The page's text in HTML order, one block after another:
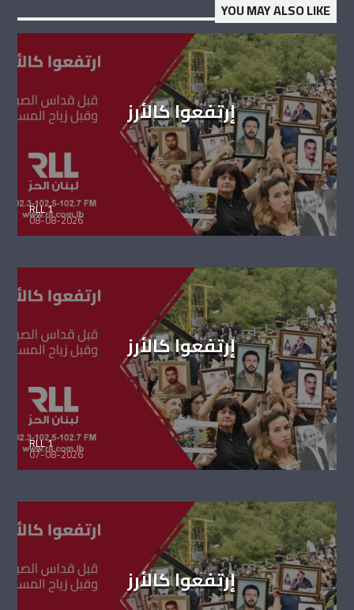
YOU MAY ALSO LIKE
إرتفعوا كالأرز
RLL 1
08-08-2026
إرتفعوا كالأرز
RLL 1
07-08-2026
إرتفعوا كالأرز